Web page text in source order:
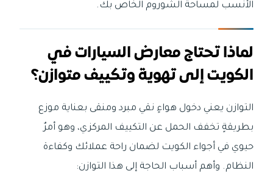
الأنسب لمساحة الشوروم الخاص بك.
لماذا تحتاج معارض السيارات في
الكويت إلى تهوية وتكييف متوازن؟
التوازن يعني دخول هواءٍ نقي مبرد ومنقى بعناية موزع
بطريقةٍ تخفف الحمل عن التكييف المركزي، وهو أمرٌ
حيوي في أجواء الكويت لضمان راحة عملائك وكفاءة
النظام. وأهم أسباب الحاجة إلى هذا التوازن: